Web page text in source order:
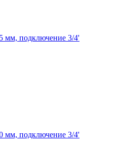
мм, подключение 3/4'
мм, подключение 3/4'